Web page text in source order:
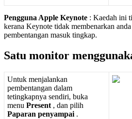
Pengguna Apple Keynote : Kaedah ini
kerana Keynote tidak membenarkan anda
pembentangan masuk tingkap.
Satu monitor
Untuk menjalankan
pembentangan dalam
tetingkapnya sendiri, buka
menu Present , dan pilih
Paparan penyampai .